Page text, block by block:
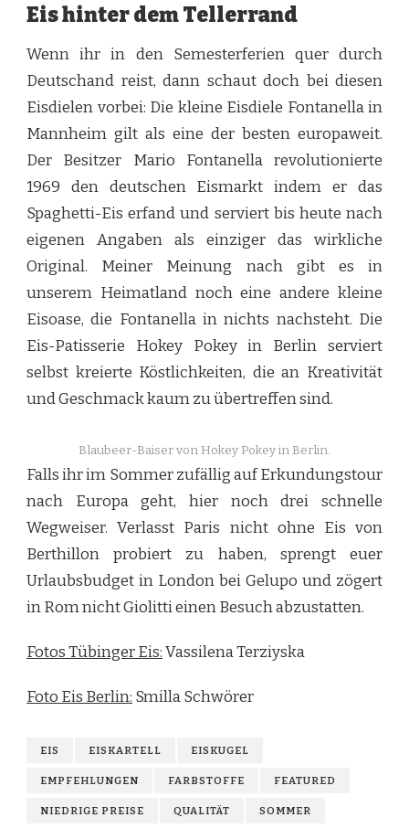
Eis hinter dem Tellerrand
Wenn ihr in den Semesterferien quer durch
Deutschand reist, dann schaut doch bei diesen
Eisdielen vorbei: Die kleine Eisdiele Fontanella in
Mannheim gilt als eine der besten europaweit.
Der Besitzer Mario Fontanella revolutionierte
1969 den deutschen Eismarkt indem er das
Spaghetti-Eis erfand und serviert bis heute nach
eigenen Angaben als einziger das wirkliche
Original. Meiner Meinung nach gibt es in
unserem Heimatland noch eine andere kleine
Eisoase, die Fontanella in nichts nachsteht. Die
Eis-Patisserie Hokey Pokey in Berlin serviert
selbst kreierte Köstlichkeiten, die an Kreativität
und Geschmack kaum zu übertreffen sind.
Blaubeer-Baiser von Hokey Pokey in Berlin.
Falls ihr im Sommer zufällig auf Erkundungstour
nach Europa geht, hier noch drei schnelle
Wegweiser. Verlasst Paris nicht ohne Eis von
Berthillon probiert zu haben, sprengt euer
Urlaubsbudget in London bei Gelupo und zögert
in Rom nicht Giolitti einen Besuch abzustatten.
Fotos Tübinger Eis:Vassilena Terziyska
Foto Eis Berlin: Smilla Schwörer
EIS EISKARTELL EISKUGEL
EMPFEHLUNGEN FARBSTOFFE FEATURED
NIEDRIGE PREISE QUALITÄT SOMMER